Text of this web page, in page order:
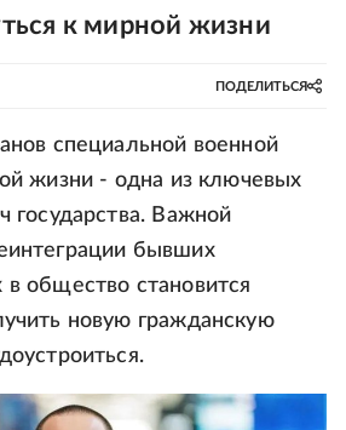
к мирной жизни
ПОДЕЛИТЬСЯ
специальной военной
жизни - одна из ключевых
государства. Важной
бывших
общество становится
новую гражданскую